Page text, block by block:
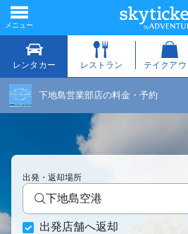
下地島営業部店の料金・予約
出発・返却場所
下地島空港
出発店舗へ返却